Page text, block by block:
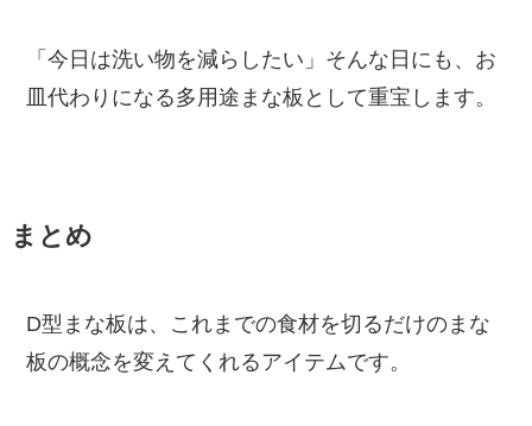
「今日は洗い物を減らしたい」そんな日にも、お
皿代わりになる多用途まな板として重宝します。
まとめ
D型まな板は、これまでの食材を切るだけのまな
板の概念を変えてくれるアイテムです。